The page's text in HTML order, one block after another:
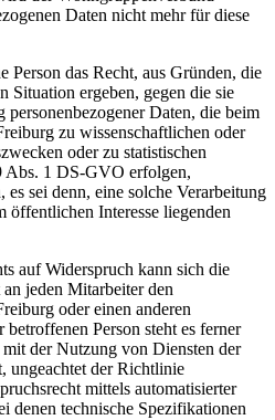
Daten nicht mehr für diese
Person das Recht, aus Gründen, die
Situation ergeben, gegen die sie
personenbezogener Daten, die beim
zu wissenschaftlichen oder
oder zu statistischen
Abs. 1 DS-GVO erfolgen,
es sei denn, eine solche Verarbeitung
Interesse liegenden
auf Widerspruch kann sich die
jeden Mitarbeiter den
oder einen anderen
Person steht es ferner
der Nutzung von Diensten der
ungeachtet der Richtlinie
mittels automatisierter
denen technische Spezifikationen